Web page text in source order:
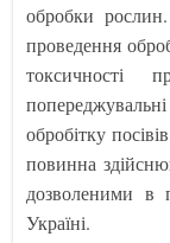
обробки
проведення
токсичності
обробітку
повинна
дозволеними в
Україні.